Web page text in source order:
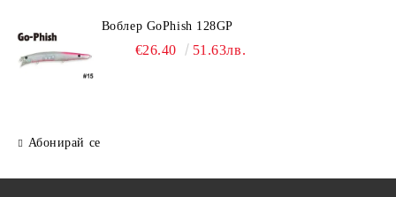
Воблер GoPhish 128GP
€26.40 51.63лв.
Абонирай се